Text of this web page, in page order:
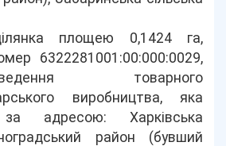
площею 0,1424 га,
6322281001:00:000:0029,
товарного
виробництва, яка
адресою: Харківська
район (бувший